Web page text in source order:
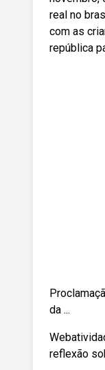
real no
com as
república
da ...
reflexão